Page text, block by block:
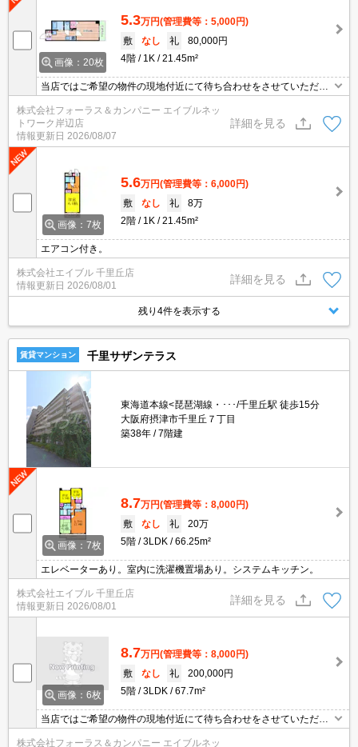
画像：20枚
5.3万円(管理費等：5,000円)
敷
なし 礼
80,000円
4階
1K 21.45m²
当店ではご希望の物件の現地付近にて待ち合わせをさせていただき
ご内覧いただくサービスや、主要駅までのお迎えサービスも実施中
です。詳しくは当店 「０１２０－９６７－０９９」にお気軽にお問
合せ下さい♪
株式会社フォーラス＆カンパニー エイブルネッ
トワーク岸辺店
情報更新日 2026/08/07
詳細を見る
画像：7枚
5.6万円(管理費等：6,000円)
敷
なし 礼
8万
2階
1K 21.45m²
エアコン付き。
株式会社エイブル 千里丘店
情報更新日 2026/08/01
詳細を見る
残り4件を表示する
賃貸マンション 千里サザンテラス
東海道本線<琵琶湖線・･･･/千里丘駅 徒歩15分
大阪府摂津市千里丘７丁目
築38年
7階建
画像：7枚
8.7万円(管理費等：8,000円)
敷
なし 礼
20万
5階
3LDK 66.25m²
エレベーターあり。室内に洗濯機置場あり。システムキッチン。
株式会社エイブル 千里丘店
情報更新日 2026/08/01
詳細を見る
画像：6枚
8.7万円(管理費等：8,000円)
敷
なし 礼
200,000円
5階
3LDK 67.7m²
当店ではご希望の物件の現地付近にて待ち合わせをさせていただき
ご内覧いただくサービスや、主要駅までのお迎えサービスも実施中
です。詳しくは 当店「０１２０－９６７－０９９」にお気軽にお問
株式会社フォーラス＆カンパニー エイブルネッ